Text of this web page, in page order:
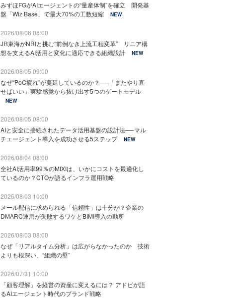
みずほFGがAIエージェントの“量産体制”を確立 開発基
盤「Wiz Base」で最大70%の工数短縮
NEW
2026/08/06 08:00
JR東海がNRIと挑む“前例なき上流工程変革” リニア構
想を支えるAI活用と変化に適応できる組織設計
NEW
2026/08/05 09:00
なぜ“PoC疲れ”が蔓延しているのか？──「またやり直
せばいい」実験感覚から抜け出す5つのゲートモデル
NEW
2026/08/05 08:00
AIと安全に接続されたデータ活用基盤の設計法──マル
チエージェント導入を成功させる5ステップ
NEW
2026/08/04 08:00
全社AI活用率99％のMIXIは、いかにコストを最適化し
ているのか？CTOが語るインフラ運用戦略
2026/08/03 10:00
メール配信に求められる「信頼性」は十分か？企業の
DMARC運用が失敗するワケとBIMI導入の勘所
2026/08/03 08:00
なぜ「リアルタイム分析」は広がらなかったのか 技術
よりも根深い、“組織の壁”
2026/07/31 10:00
「顧客理解」を経営の資産に変えるには？ アドビが語
るAIエージェント時代のブランド戦略